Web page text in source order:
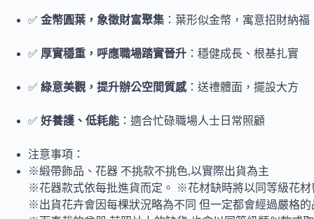
✅ 金幣圓葉，象徵財富聚集 ：葉形似金幣，寓意招財納福
✅ 厚實穩重，呼應職場踏實晉升 ：穩健成長、根基扎實
✅ 綠意美觀，提升辦公空間質感：送禮體面，擺設大方
✅ 好養護、低耗能 ：適合忙碌職場人士日常照顧
注意事項：
※緞帶飾品、花器 不挑款不挑色,以實際出貨為主
※花器款式依每批進貨而定。 ※花材缺時將以同等級花材
※出貨花卉會因每棵狀況略為不同 但一定都會經過嚴格的